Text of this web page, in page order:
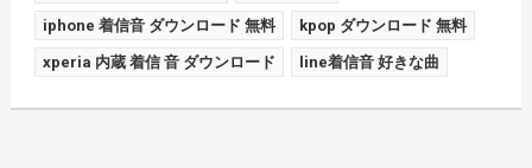
iphone 着信音 ダウンロード 無料 kpop ダウンロード 無料
xperia 内蔵 着信 音 ダウンロード line着信音 好きな曲